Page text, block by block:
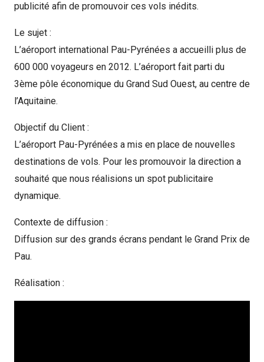
publicité afin de promouvoir ces vols inédits.
Le sujet :
L’aéroport international Pau-Pyrénées a accueilli plus de
600 000 voyageurs en 2012. L’aéroport fait parti du
3ème pôle économique du Grand Sud Ouest, au centre de
l’Aquitaine.
Objectif du Client :
L’aéroport Pau-Pyrénées a mis en place de nouvelles
destinations de vols. Pour les promouvoir la direction a
souhaité que nous réalisions un spot publicitaire
dynamique.
Contexte de diffusion :
Diffusion sur des grands écrans pendant le Grand Prix de
Pau.
Réalisation :